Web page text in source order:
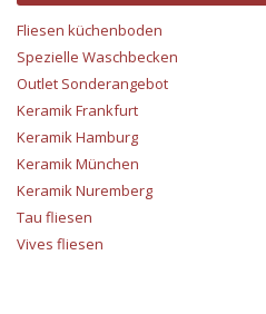
Fliesen küchenboden
Spezielle Waschbecken
Outlet Sonderangebot
Keramik Frankfurt
Keramik Hamburg
Keramik München
Keramik Nuremberg
Tau fliesen
Vives fliesen